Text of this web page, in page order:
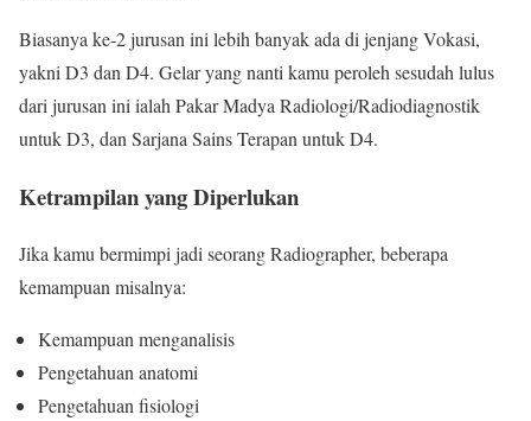
Biasanya ke-2 jurusan ini lebih banyak ada di jenjang Vokasi,
yakni D3 dan D4. Gelar yang nanti kamu peroleh sesudah lulus
dari jurusan ini ialah Pakar Madya Radiologi/Radiodiagnostik
untuk D3, dan Sarjana Sains Terapan untuk D4.
Ketrampilan yang Diperlukan
Jika kamu bermimpi jadi seorang Radiographer, beberapa
kemampuan misalnya:
Kemampuan menganalisis
Pengetahuan anatomi
Pengetahuan fisiologi